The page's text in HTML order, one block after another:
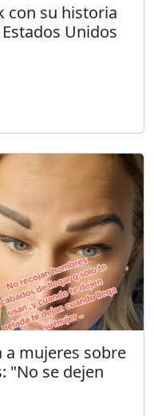
con su historia
Unidos
a mujeres sobre
"No se dejen